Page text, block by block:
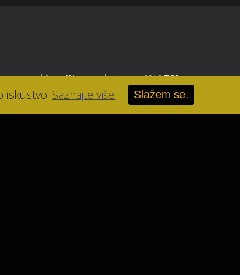
prava pridržana.//Izrada web stranice u 2016[RB].
iskustvo. Saznajte više. Slažem se.